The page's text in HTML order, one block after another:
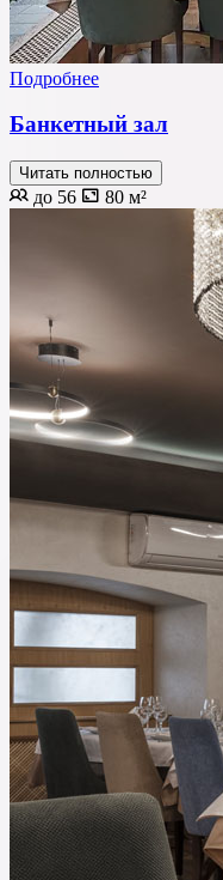
Подробнее
Банкетный зал
Читать полностью
до 56 80 м²